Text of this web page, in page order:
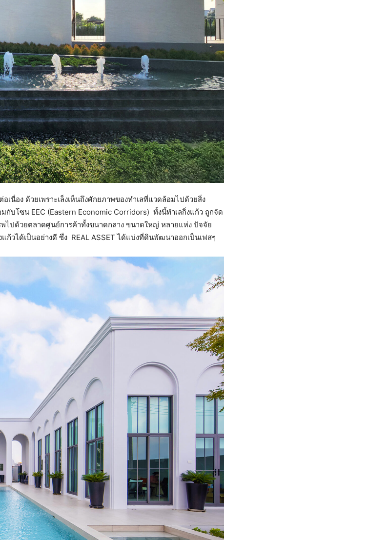
นื่อง ด้วยเพราะเล็งเห็นถึงศักยภาพของทำเลที่แวดล้อมไปด้วยสิ่ง
กับโซน EEC (Eastern Economic Corridors) ทั้งนี้ทำเลกิ่งแก้ว ถูกจัด
ไปด้วยตลาดศูนย์การค้าทั้งขนาดกลาง ขนาดใหญ่ หลายแห่ง ปัจจัย
ก้วได้เป็นอย่างดี ซึ่ง REAL ASSET ได้แบ่งที่ดินพัฒนาออกเป็นเฟสๆ